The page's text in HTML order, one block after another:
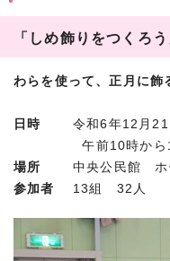
「しめ飾りをつくろ
わらを使って、正月に飾
日時 令和6年12月21
午前10時から11
場所 中央公民館 ホ
参加者
13組 32人